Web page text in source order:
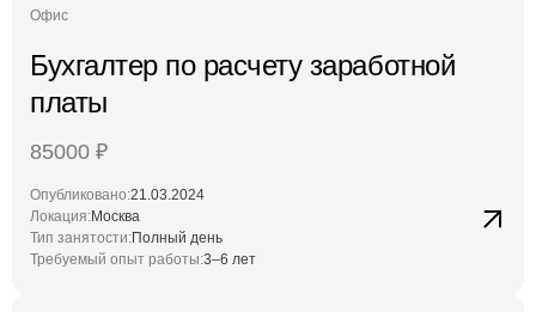
Офис
Бухгалтер по расчету заработной
платы
85000 ₽
Опубликовано:21.03.2024
Локация:Москва
Тип занятости:Полный день
Требуемый опыт работы:3–6 лет